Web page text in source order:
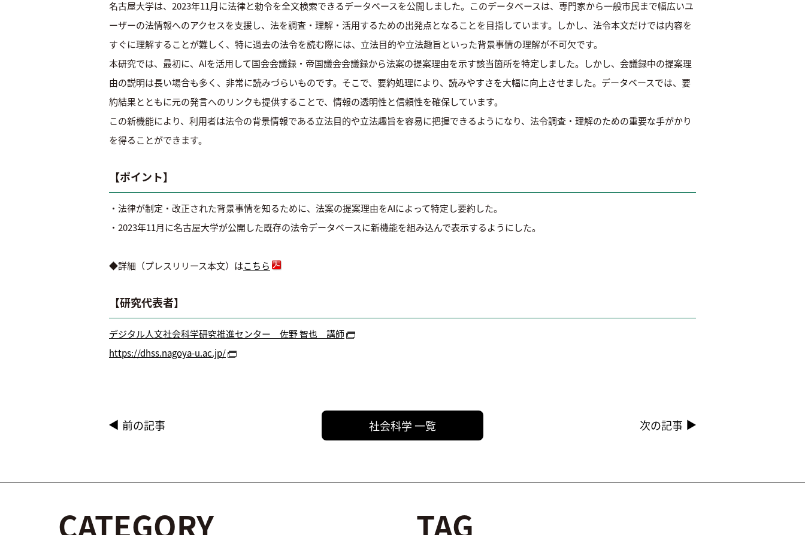
名古屋大学は、2023年11月に法律と勅令を全文検索できるデータベースを公開しました。このデータベースは、専門家から一般市民まで幅広いユ
ーザーの法情報へのアクセスを支援し、法を調査・理解・活用するための出発点となることを目指しています。しかし、法令本文だけでは内容を
すぐに理解することが難しく、特に過去の法令を読む際には、立法目的や立法趣旨といった背景事情の理解が不可欠です。
本研究では、最初に、AIを活用して国会会議録・帝国議会会議録から法案の提案理由を示す該当箇所を特定しました。しかし、会議録中の提案理
由の説明は長い場合も多く、非常に読みづらいものです。そこで、要約処理により、読みやすさを大幅に向上させました。データベースでは、要
約結果とともに元の発言へのリンクも提供することで、情報の透明性と信頼性を確保しています。
この新機能により、利用者は法令の背景情報である立法目的や立法趣旨を容易に把握できるようになり、法令調査・理解のための重要な手がかり
を得ることができます。
【ポイント】
・法律が制定・改正された背景事情を知るために、法案の提案理由をAIによって特定し要約した。
・2023年11月に名古屋大学が公開した既存の法令データベースに新機能を組み込んで表示するようにした。
◆詳細（プレスリリース本文）はこちら
【研究代表者】
デジタル人文社会科学研究推進センター 佐野 智也 講師
https://dhss.nagoya-u.ac.jp/
前の記事 社会科学 一覧 次の記事
CATEGORY TAG